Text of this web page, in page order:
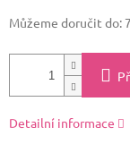
Můžeme doručit do:
Detailní informace